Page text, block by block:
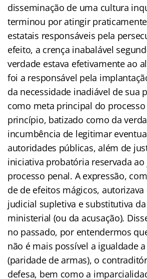
disseminação de uma cultura
terminou por atingir
estatais responsáveis pela
efeito, a crença inabalável
verdade estava efetivamente ao
foi a responsável pela
da necessidade inadiável de sua
como meta principal do
princípio, batizado como da
incumbência de legitimar
autoridades públicas, além de
iniciativa probatória reservada
processo penal. A expressão,
de de efeitos mágicos,
judicial supletiva e substitutiva
ministerial (ou da acusação).
no passado, por entendermos
não é mais possível a igualdade
(paridade de armas), o
defesa, bem como a